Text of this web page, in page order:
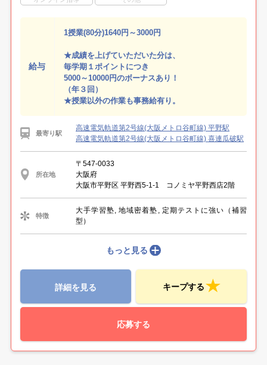
給与
1授業(80分)1640円～3000円
★成績を上げていただいた分は、
毎学期１ポイントにつき
5000～10000円のボーナスあり！
（年３回）
★授業以外の作業も事務給有り。
最寄り駅
高速電気軌道第2号線(大阪メトロ谷町線) 平野駅
高速電気軌道第2号線(大阪メトロ谷町線) 喜連瓜破駅
所在地
〒547-0033
大阪府
大阪市平野区 平野西5-1-1 コノミヤ平野西店2階
特徴
大手学習塾, 地域密着塾, 定期テストに強い（補習
型）
もっと見る
詳細を見る キープする
応募する